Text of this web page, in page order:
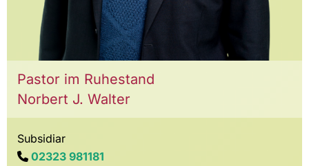
Pastor im Ruhestand
Norbert J. Walter
Subsidiar
 02323 981181